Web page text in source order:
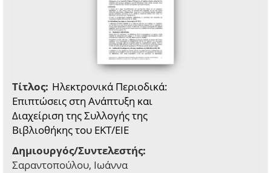
Τίτλος: Ηλεκτρονικά Περιοδικά:
Επιπτώσεις στη Ανάπτυξη και
Διαχείριση της Συλλογής της
Βιβλιοθήκης του ΕΚΤ/ΕΙΕ
Δημιουργός/Συντελεστής:
Σαραντοπούλου, Ιωάννα